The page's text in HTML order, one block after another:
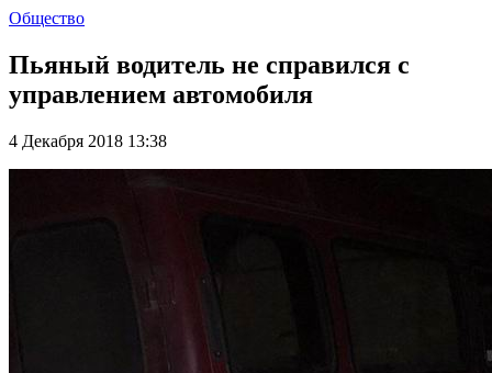
Общество
Пьяный водитель не справился с
управлением автомобиля
4 Декабря 2018 13:38